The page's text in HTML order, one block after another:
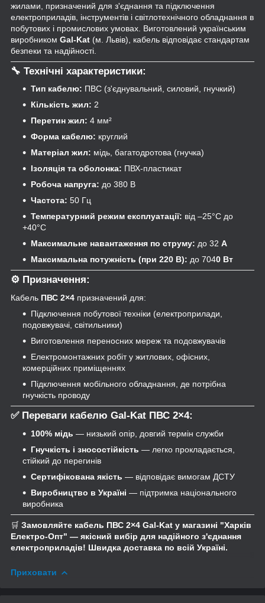
жилами, призначений для з'єднання та підключення
електроприладів, інструментів і світлотехнічного обладнання в
побутових і промислових умовах. Виготовлений українським
виробником Gal-Kat (м. Львів), кабель відповідає стандартам
безпеки та надійності.
🔧 Технічні характеристики:
Тип кабелю: ПВС (з'єднувальний, силовий, гнучкий)
Кількість жил: 2
Перетин жил: 4 мм²
Форма кабелю: круглий
Матеріал жил: мідь, багатодротова (гнучка)
Ізоляція та оболонка: ПВХ-пластикат
Робоча напруга: до 380 В
Частота: 50 Гц
Температурний режим експлуатації: від –25°C до
+40°C
Максимальне навантаження по струму: до 32 А
Максимальна потужність (при 220 В): до 7040 Вт
⚙️ Призначення:
Кабель ПВС 2×4 призначений для:
Підключення побутової техніки (електроприлади,
подовжувачі, світильники)
Виготовлення переносних мереж та подовжувачів
Електромонтажних робіт у житлових, офісних,
комерційних приміщеннях
Підключення мобільного обладнання, де потрібна
гнучкість проводу
✅ Переваги кабелю Gal-Kat ПВС 2×4:
100% мідь — низький опір, довгий термін служби
Гнучкість і зносостійкість — легко прокладається,
стійкий до перегинів
Сертифікована якість — відповідає вимогам ДСТУ
Виробництво в Україні — підтримка національного
виробника
🛒 Замовляйте кабель ПВС 2×4 Gal-Kat у магазині "Харків
Електро-Опт" — якісний вибір для надійного з'єднання
електроприладів! Швидка доставка по всій Україні.
Приховати